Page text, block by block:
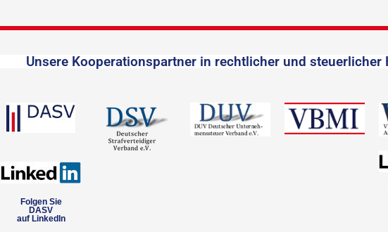
Unsere Kooperationspartner in rechtlicher und steuerlicher
Folgen Sie
DASV
auf LinkedIn